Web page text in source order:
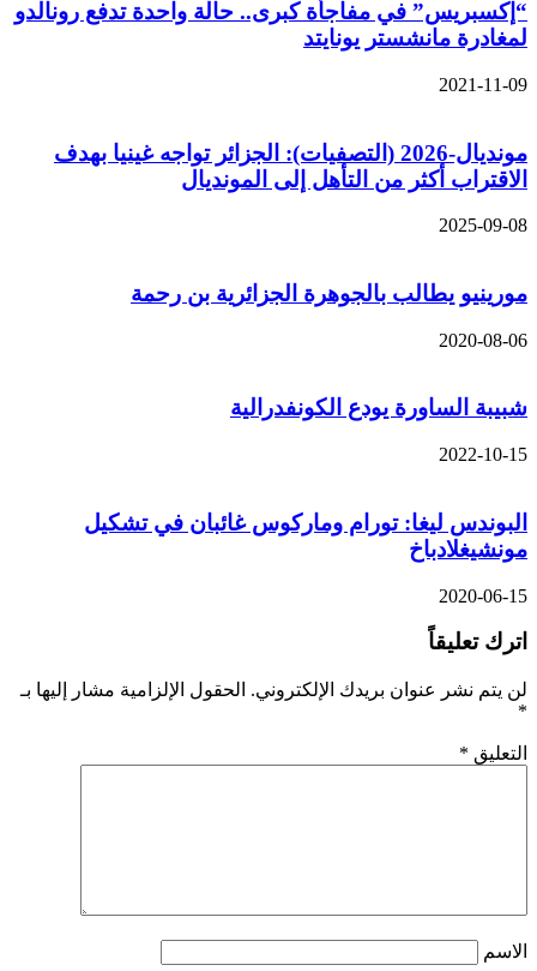
“إكسبريس” في مفاجأة كبرى.. حالة واحدة تدفع رونالدو
لمغادرة مانشستر يونايتد
2021-11-09
مونديال-2026 (التصفيات): الجزائر تواجه غينيا بهدف
الاقتراب أكثر من التأهل إلى المونديال
2025-09-08
مورينيو يطالب بالجوهرة الجزائرية بن رحمة
2020-08-06
شبيبة الساورة يودع الكونفدرالية
2022-10-15
البوندس ليغا: تورام وماركوس غائبان في تشكيل
مونشيغلادباخ
2020-06-15
اترك تعليقاً
لن يتم نشر عنوان بريدك الإلكتروني. الحقول الإلزامية مشار إليها بـ
*
التعليق *
الاسم